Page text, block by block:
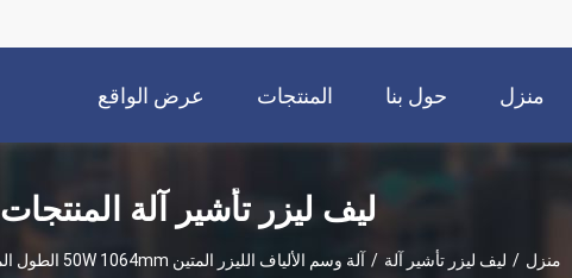
منزل حول بنا المنتجات عرض الواقع
الافتراضي
ليف ليزر تأشير آلة المنتجات
منزل / ليف ليزر تأشير آلة / آلة وسم الألياف الليزر المتين 50W 1064mm الطول الموجي الكل في تصميم واحد